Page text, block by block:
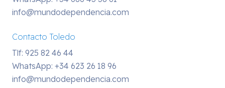
info@mundodependencia.com
Contacto Toledo
Tlf: 925 82 46 44
WhatsApp: +34 623 26 18 96
info@mundodependencia.com